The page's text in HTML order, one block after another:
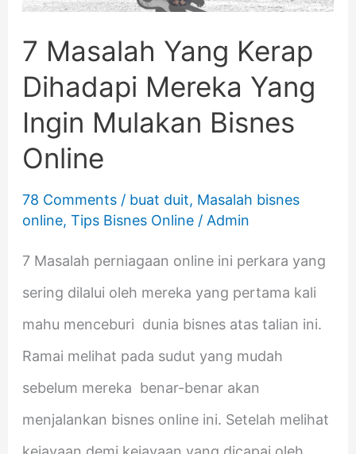
7 Masalah Yang Kerap
Dihadapi Mereka Yang
Ingin Mulakan Bisnes
Online
78 Comments / buat duit, Masalah bisnes
online, Tips Bisnes Online/ Admin
7 Masalah perniagaan online ini perkara yang
sering dilalui oleh mereka yang pertama kali
mahu menceburi dunia bisnes atas talian ini.
Ramai melihat pada sudut yang mudah
sebelum mereka benar-benar akan
menjalankan bisnes online ini. Setelah melihat
Yang
Ingin
Mulakan
Online